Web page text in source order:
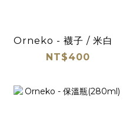
Orneko - 襪子 / 米白
NT$400